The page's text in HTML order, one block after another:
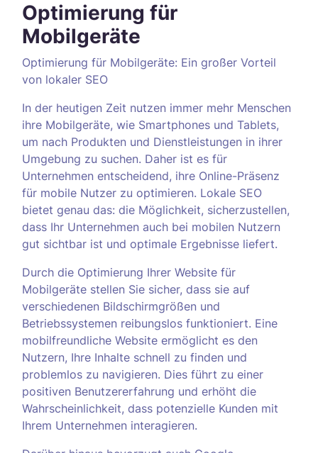
Optimierung für
Mobilgeräte
Optimierung für Mobilgeräte: Ein großer Vorteil
von lokaler SEO
In der heutigen Zeit nutzen immer mehr Menschen
ihre Mobilgeräte, wie Smartphones und Tablets,
um nach Produkten und Dienstleistungen in ihrer
Umgebung zu suchen. Daher ist es für
Unternehmen entscheidend, ihre Online-Präsenz
für mobile Nutzer zu optimieren. Lokale SEO
bietet genau das: die Möglichkeit, sicherzustellen,
dass Ihr Unternehmen auch bei mobilen Nutzern
gut sichtbar ist und optimale Ergebnisse liefert.
Durch die Optimierung Ihrer Website für
Mobilgeräte stellen Sie sicher, dass sie auf
verschiedenen Bildschirmgrößen und
Betriebssystemen reibungslos funktioniert. Eine
mobilfreundliche Website ermöglicht es den
Nutzern, Ihre Inhalte schnell zu finden und
problemlos zu navigieren. Dies führt zu einer
positiven Benutzererfahrung und erhöht die
Wahrscheinlichkeit, dass potenzielle Kunden mit
Ihrem Unternehmen interagieren.